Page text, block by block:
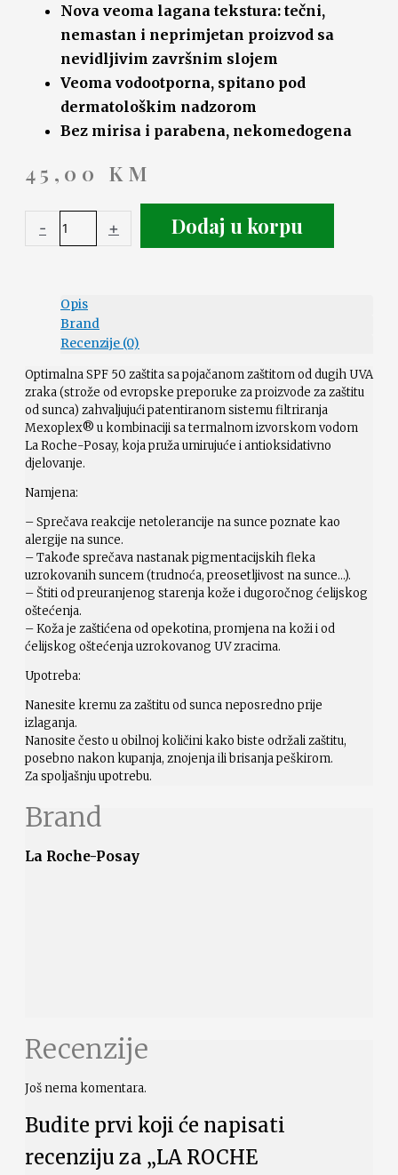
Nova veoma lagana tekstura: tečni,
nemastan i neprimjetan proizvod sa
nevidljivim završnim slojem
Veoma vodootporna, spitano pod
dermatološkim nadzorom
Bez mirisa i parabena, nekomedogena
45,00 KM
- + Dodaj u korpu
Opis
Brand
Recenzije (0)
Optimalna SPF 50 zaštita sa pojačanom zaštitom od dugih UVA
zraka (strože od evropske preporuke za proizvode za zaštitu
od sunca) zahvaljujući patentiranom sistemu filtriranja
Mexoplex® u kombinaciji sa termalnom izvorskom vodom
La Roche-Posay, koja pruža umirujuće i antioksidativno
djelovanje.
Namjena:
– Sprečava reakcije netolerancije na sunce poznate kao
alergije na sunce.
– Takođe sprečava nastanak pigmentacijskih fleka
uzrokovanih suncem (trudnoća, preosetljivost na sunce…).
– Štiti od preuranjenog starenja kože i dugoročnog ćelijskog
oštećenja.
– Koža je zaštićena od opekotina, promjena na koži i od
ćelijskog oštećenja uzrokovanog UV zracima.
Upotreba:
Nanesite kremu za zaštitu od sunca neposredno prije
izlaganja.
Nanosite često u obilnoj količini kako biste održali zaštitu,
posebno nakon kupanja, znojenja ili brisanja peškirom.
Za spoljašnju upotrebu.
Brand
La Roche-Posay
Recenzije
Još nema komentara.
Budite prvi koji će napisati
recenziju za „LA ROCHE